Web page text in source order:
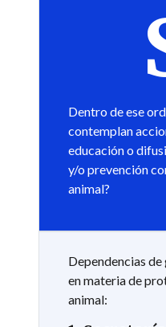
Dentro de ese
contemplan
educación o
y/o prevención
animal?
Dependencias
en materia de
animal: